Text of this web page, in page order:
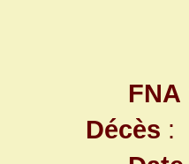
FNA
Décès :